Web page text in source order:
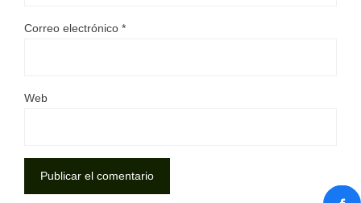
Correo electrónico *
Web